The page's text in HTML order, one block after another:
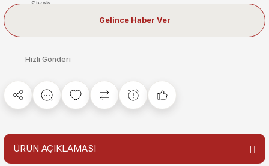
Gelince Haber Ver
Hızlı Gönderi
ÜRÜN AÇIKLAMASI